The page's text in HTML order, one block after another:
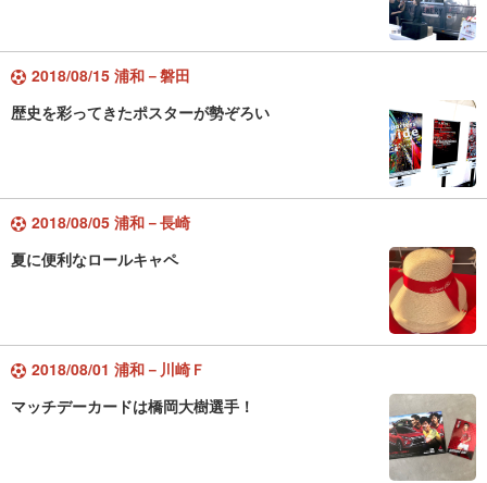
2018/08/15 浦和－磐田
歴史を彩ってきたポスターが勢ぞろい
2018/08/05 浦和－長崎
夏に便利なロールキャペ
2018/08/01 浦和－川崎Ｆ
マッチデーカードは橋岡大樹選手！